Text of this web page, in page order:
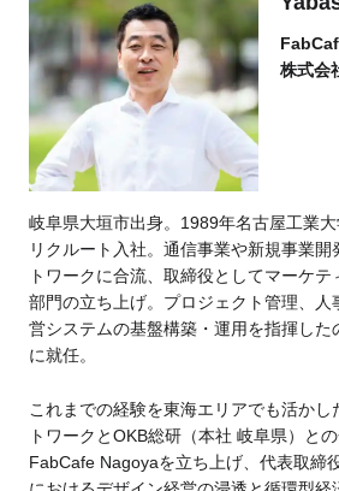
株式会
岐阜県大垣市出身。1989年名古屋工業
リクルート入社。通信事業や新規事業
トワークに合流、取締役としてマーケ
部門の立ち上げ。プロジェクト管理、人
営システムの基盤構築・運用を指揮した
に就任。
これまでの経験を東海エリアでも活か
トワークとOKB総研（本社 岐阜県）と
FabCafe Nagoyaを立ち上げ、代表取締